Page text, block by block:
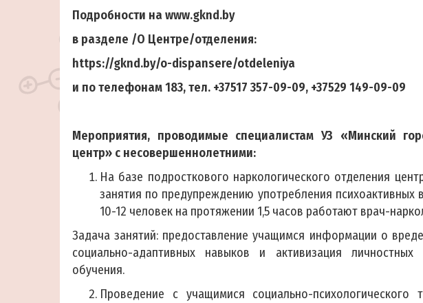
Подробности на www.gknd.by
в разделе /О Центре/отделения:
https://gknd.by/o-dispansere/otdeleniya
и по телефонам 183, тел. +37517 357-09-09, +37529 149-09-09
Мероприятия, проводимые специалистам УЗ «Минский
центр» с несовершеннолетними:
На базе подросткового наркологического отделения
занятия по предупреждению употребления психоактивных
10-12 человек на протяжении 1,5 часов работают врач-
Задача занятий: предоставление учащимся информации о
социально-адаптивных навыков и активизация личностных
обучения.
Проведение с учащимися социально-психологического